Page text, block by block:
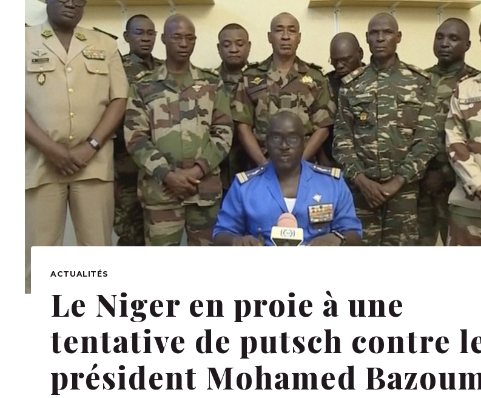
ACTUALITÉS
Le Niger en proie à une
tentative de putsch contre
président Mohamed